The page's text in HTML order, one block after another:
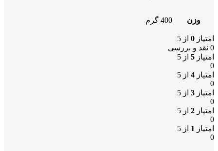
وزن 400 گرم
امتیاز 0 از 5
0 نقد و بررسی
امتیاز 5 از 5
0
امتیاز 4 از 5
0
امتیاز 3 از 5
0
امتیاز 2 از 5
0
امتیاز 1 از 5
0